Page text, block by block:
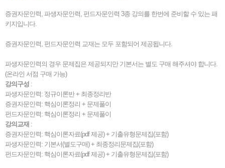
증권자문인력, 파생자문인력, 펀드자문인력 3종 강의를 한번에 준비할 수 있는 패
키지입니다.
증권자문인력, 펀드자문인력 교재는 모두 포함되어 제공됩니다.
파생자문인력의 경우 문제집은 제공되지만 기본서는 별도 구매 해주셔야 합니다.
(온라인 서점 구매 가능)
강의구성 :
파생자문인력: 정규이론반 + 최종정리반
증권자문인력: 핵심이론정리 + 문제풀이
펀드자문인력: 핵심이론정리 + 문제풀이
강의교재 :
증권자문인력: 핵심이론자료(pdf 제공) + 기출유형문제집(포함)
파생자문인력: 기본서(별도구매) + 최종정리문제집(포함)
펀드자문인력: 핵심이론자료(pdf 제공) + 기출유형문제집(포함)